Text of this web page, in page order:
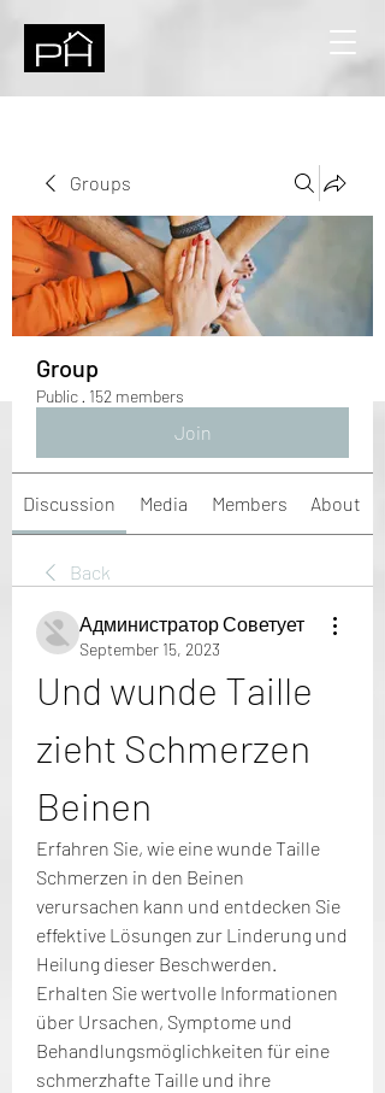
Groups
Group
Public · 152 members
Join
Discussion Media Members About
Back
Администратор Советует
September 15, 2023
Und wunde Taille
zieht Schmerzen
Beinen
Erfahren Sie, wie eine wunde Taille
Schmerzen in den Beinen
verursachen kann und entdecken Sie
effektive Lösungen zur Linderung und
Heilung dieser Beschwerden.
Erhalten Sie wertvolle Informationen
über Ursachen, Symptome und
Behandlungsmöglichkeiten für eine
schmerzhafte Taille und ihre